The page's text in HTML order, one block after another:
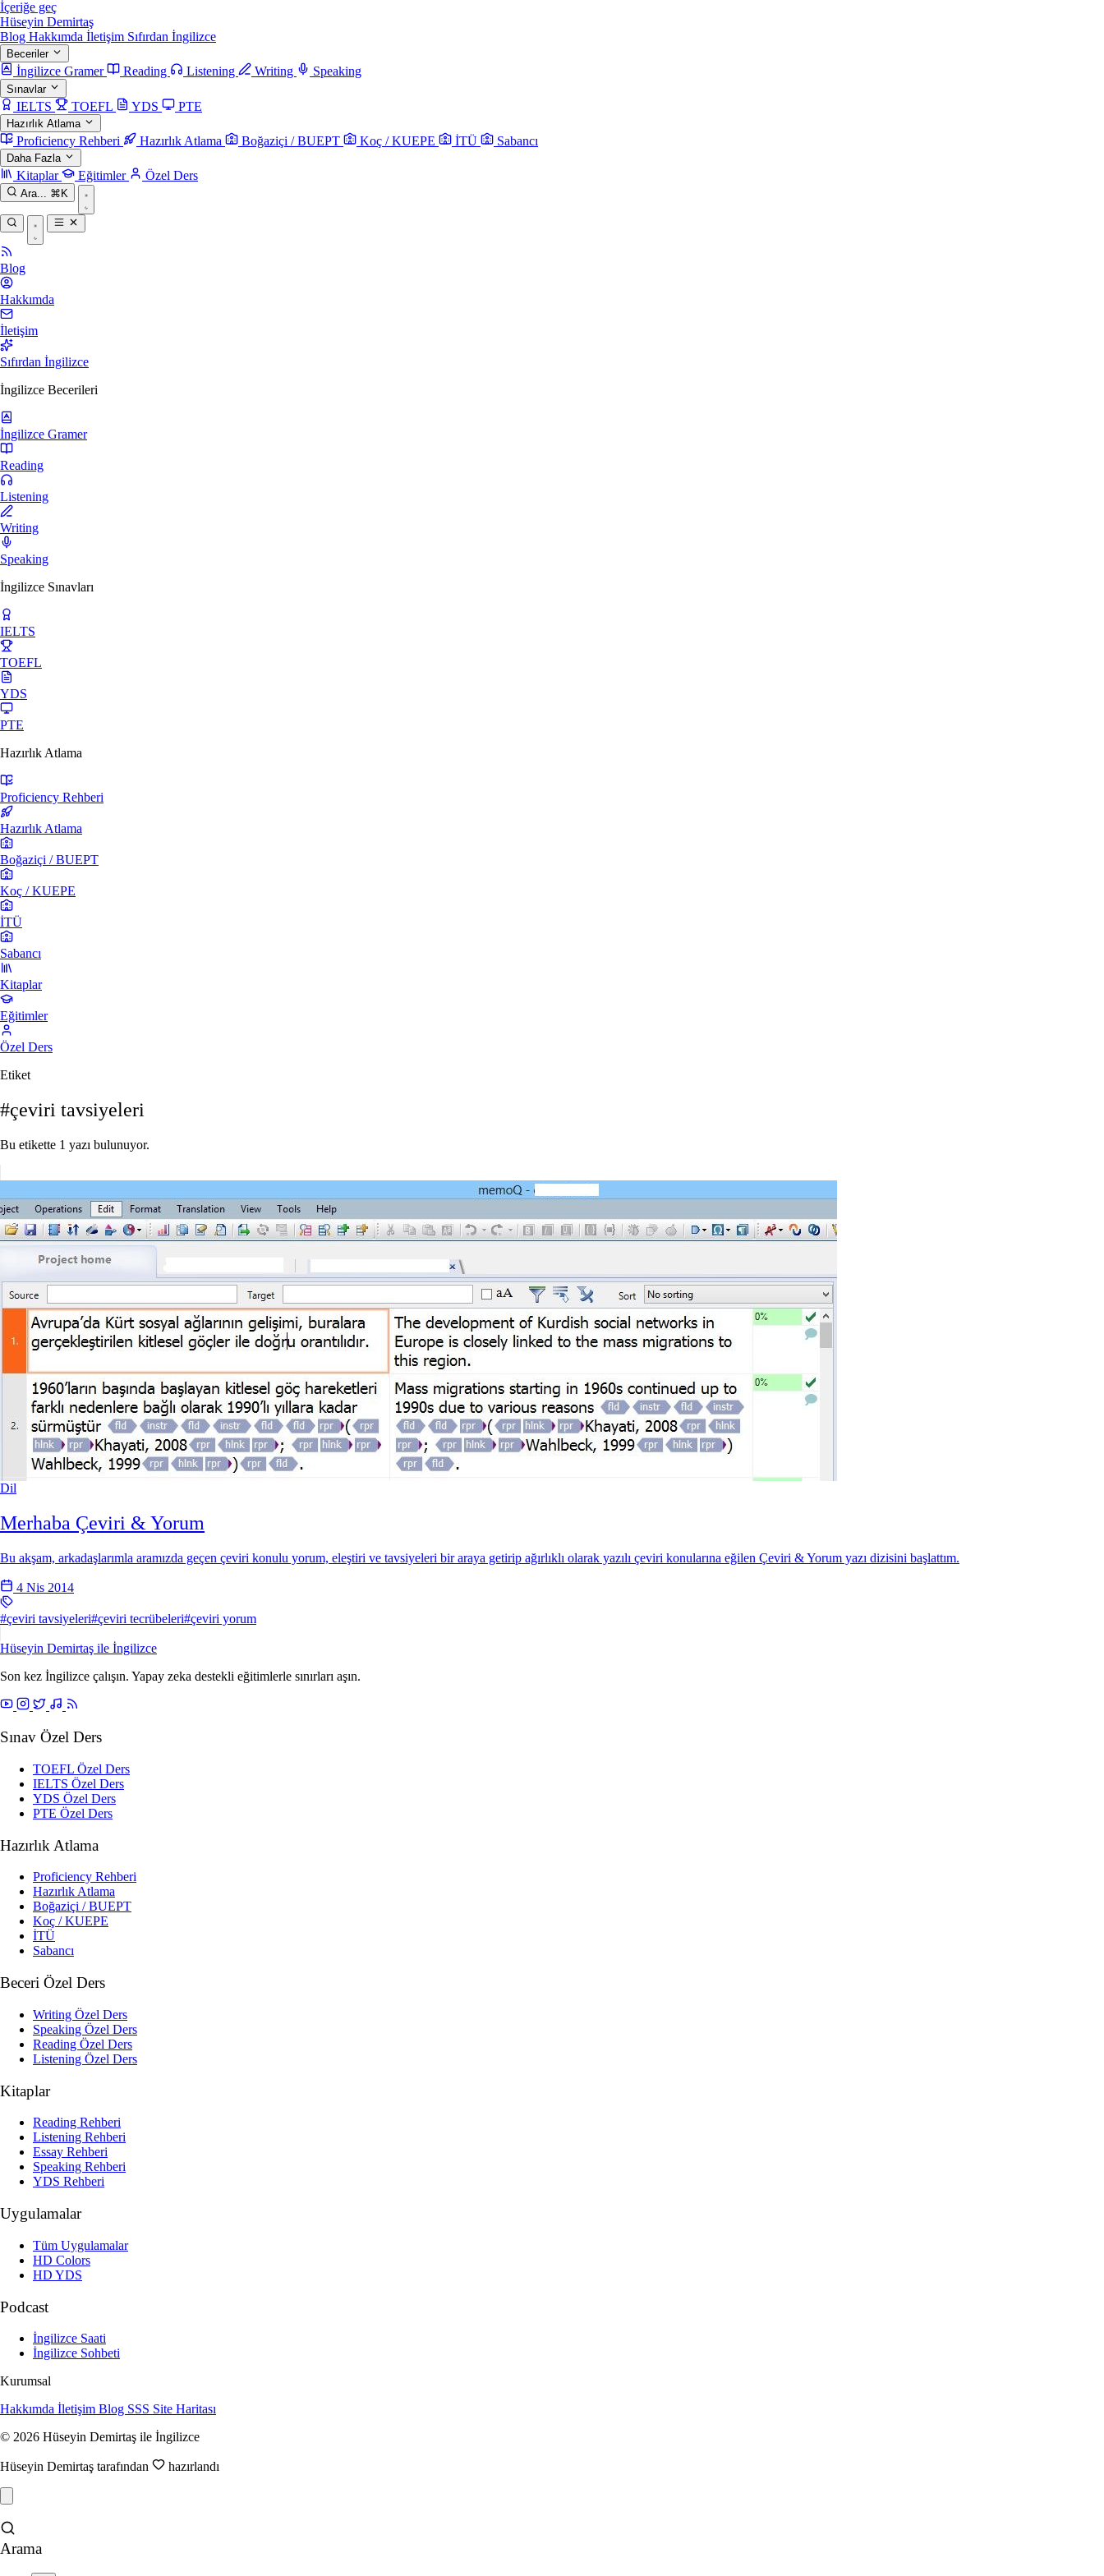
İçeriğe geç
Hüseyin Demirtaş
Blog Hakkımda İletişim Sıfırdan İngilizce
Beceriler
İngilizce Gramer Reading Listening Writing Speaking
Sınavlar
IELTS TOEFL YDS PTE
Hazırlık Atlama
Proficiency Rehberi Hazırlık Atlama Boğaziçi / BUEPT Koç / KUEPE İTÜ Sabancı
Daha Fazla
Kitaplar Eğitimler Özel Ders
Ara... ⌘K
Blog
Hakkımda
İletişim
Sıfırdan İngilizce
İngilizce Becerileri
İngilizce Gramer
Reading
Listening
Writing
Speaking
İngilizce Sınavları
IELTS
TOEFL
YDS
PTE
Hazırlık Atlama
Proficiency Rehberi
Hazırlık Atlama
Boğaziçi / BUEPT
Koç / KUEPE
İTÜ
Sabancı
Kitaplar
Eğitimler
Özel Ders
Etiket
#çeviri tavsiyeleri
Bu etikette 1 yazı bulunuyor.
Dil
Merhaba Çeviri & Yorum
Bu akşam, arkadaşlarımla aramızda geçen çeviri konulu yorum, eleştiri ve tavsiyeleri bir araya getirip ağırlıklı olarak yazılı çeviri konularına eğilen Çeviri & Yorum yazı dizisini başlattım.
4 Nis 2014
#çeviri tavsiyeleri#çeviri tecrübeleri#çeviri yorum
Hüseyin Demirtaş ile İngilizce
Son kez İngilizce çalışın. Yapay zeka destekli eğitimlerle sınırları aşın.
Sınav Özel Ders
TOEFL Özel Ders
IELTS Özel Ders
YDS Özel Ders
PTE Özel Ders
Hazırlık Atlama
Proficiency Rehberi
Hazırlık Atlama
Boğaziçi / BUEPT
Koç / KUEPE
İTÜ
Sabancı
Beceri Özel Ders
Writing Özel Ders
Speaking Özel Ders
Reading Özel Ders
Listening Özel Ders
Kitaplar
Reading Rehberi
Listening Rehberi
Essay Rehberi
Speaking Rehberi
YDS Rehberi
Uygulamalar
Tüm Uygulamalar
HD Colors
HD YDS
Podcast
İngilizce Saati
İngilizce Sohbeti
Kurumsal
Hakkımda İletişim Blog SSS Site Haritası
© 2026 Hüseyin Demirtaş ile İngilizce
Hüseyin Demirtaş tarafından hazırlandı
Arama